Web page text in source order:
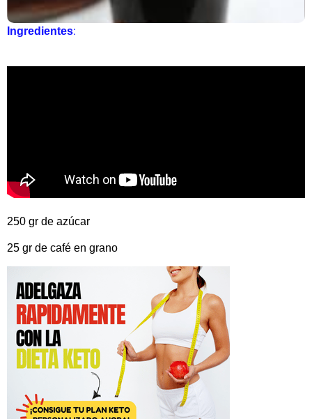
Ingredientes:
250 gr de azúcar
25 gr de café en grano